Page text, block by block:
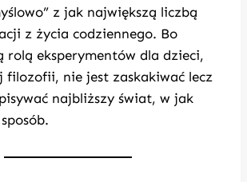
z jak największą liczbą
z życia codziennego. Bo
rolą eksperymentów dla dzieci,
filozofii, nie jest zaskakiwać lecz
najbliższy świat, w jak